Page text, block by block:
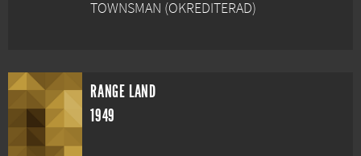
TOWNSMAN (OKREDITERAD)
RANGE LAND
1949